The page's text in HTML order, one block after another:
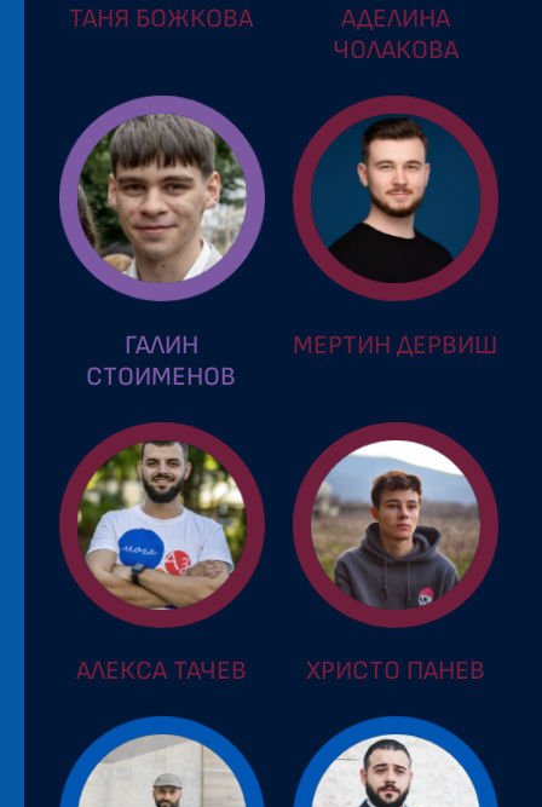
ТАНЯ БОЖКОВА
АДЕЛИНА
ЧОЛАКОВА
ГАЛИН
СТОИМЕНОВ
МЕРТИН ДЕРВИШ
АЛЕКСА ТАЧЕВ ХРИСТО ПАНЕВ